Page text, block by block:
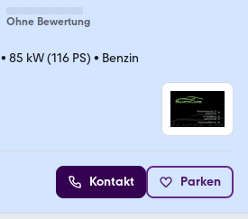
Ohne Bewertung
• 85 kW (116 PS) • Benzin
Kontakt Parken